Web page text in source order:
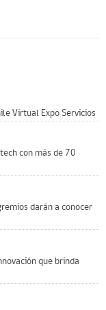
Virtual Expo Servicios
con más de 70
darán a conocer
que brinda